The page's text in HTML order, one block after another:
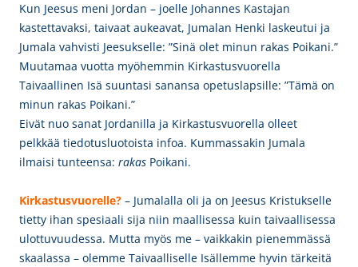
Kun Jeesus meni Jordan – joelle Johannes Kastajan
kastettavaksi, taivaat aukeavat, Jumalan Henki laskeutui ja
Jumala vahvisti Jeesukselle: ”Sinä olet minun rakas Poikani.”
Muutamaa vuotta myöhemmin Kirkastusvuorella
Taivaallinen Isä suuntasi sanansa opetuslapsille: ”Tämä on
minun rakas Poikani.”
Eivät nuo sanat Jordanilla ja Kirkastusvuorella olleet
pelkkää tiedotusluotoista infoa. Kummassakin Jumala
ilmaisi tunteensa: rakas Poikani.
Kirkastusvuorelle? – Jumalalla oli ja on Jeesus Kristukselle
tietty ihan spesiaali sija niin maallisessa kuin taivaallisessa
ulottuvuudessa. Mutta myös me – vaikkakin pienemmässä
skaalassa – olemme Taivaalliselle Isällemme hyvin tärkeitä